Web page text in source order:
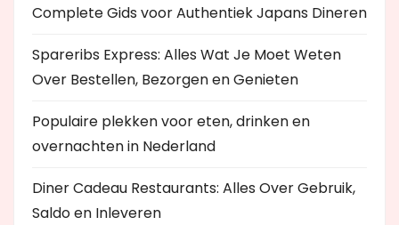
Complete Gids voor Authentiek Japans Dineren
Spareribs Express: Alles Wat Je Moet Weten
Over Bestellen, Bezorgen en Genieten
Populaire plekken voor eten, drinken en
overnachten in Nederland
Diner Cadeau Restaurants: Alles Over Gebruik,
Saldo en Inleveren